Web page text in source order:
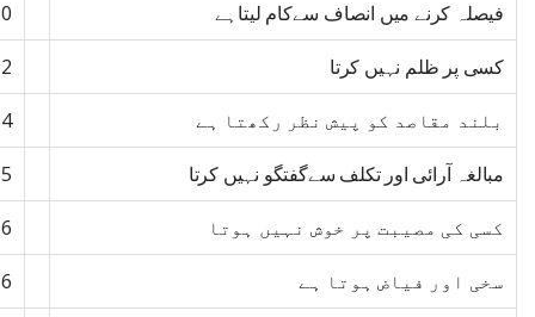
فیصلہ کرنے میں انصاف سےکام لیتاہے
کسی پر ظلم نہیں کرتا
بلند مقاصد کو پیش نظر رکھتا ہے
مبالغہ آرائی اور تکلف سےگفتگو نہیں کرتا
کسی کی مصیبت پر خوش نہیں ہوتا
سخی اور فیاض ہوتا ہے